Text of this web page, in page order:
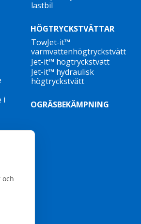
i
lastbil
HÖGTRYCKSTVÄTTAR
TowJet-it™
varmvattenhögtryckstvätt
Jet-it™ högtryckstvätt
Jet-it™ hydraulisk
högtryckstvätt
OGRÄSBEKÄMPNING